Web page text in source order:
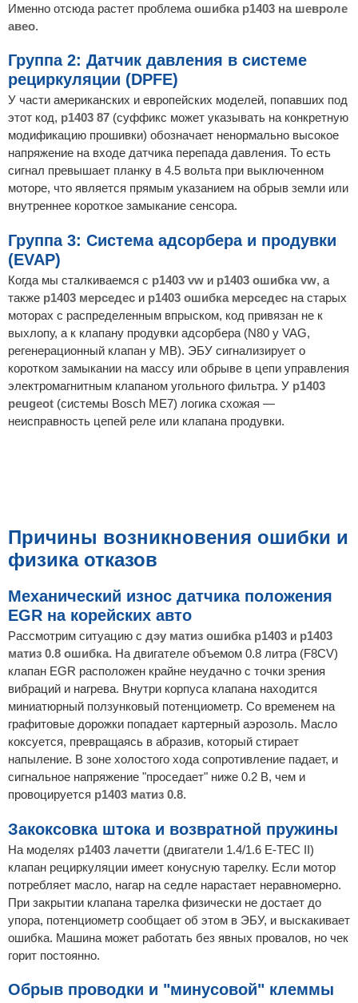
Именно отсюда растет проблема ошибка p1403 на шевроле
авео.
Группа 2: Датчик давления в системе
рециркуляции (DPFE)
У части американских и европейских моделей, попавших под
этот код, p1403 87 (суффикс может указывать на конкретную
модификацию прошивки) обозначает ненормально высокое
напряжение на входе датчика перепада давления. То есть
сигнал превышает планку в 4.5 вольта при выключенном
моторе, что является прямым указанием на обрыв земли или
внутреннее короткое замыкание сенсора.
Группа 3: Система адсорбера и продувки
(EVAP)
Когда мы сталкиваемся с p1403 vw и p1403 ошибка vw, а
также p1403 мерседес и p1403 ошибка мерседес на старых
моторах с распределенным впрыском, код привязан не к
выхлопу, а к клапану продувки адсорбера (N80 у VAG,
регенерационный клапан у MB). ЭБУ сигнализирует о
коротком замыкании на массу или обрыве в цепи управления
электромагнитным клапаном угольного фильтра. У p1403
peugeot (системы Bosch ME7) логика схожая —
неисправность цепей реле или клапана продувки.
Причины возникновения ошибки и
физика отказов
Механический износ датчика положения
EGR на корейских авто
Рассмотрим ситуацию с дэу матиз ошибка p1403 и p1403
матиз 0.8 ошибка. На двигателе объемом 0.8 литра (F8CV)
клапан EGR расположен крайне неудачно с точки зрения
вибраций и нагрева. Внутри корпуса клапана находится
миниатюрный ползунковый потенциометр. Со временем на
графитовые дорожки попадает картерный аэрозоль. Масло
коксуется, превращаясь в абразив, который стирает
напыление. В зоне холостого хода сопротивление падает, и
сигнальное напряжение "проседает" ниже 0.2 В, чем и
провоцируется p1403 матиз 0.8.
Закоксовка штока и возвратной пружины
На моделях p1403 лачетти (двигатели 1.4/1.6 E-TEC II)
клапан рециркуляции имеет конусную тарелку. Если мотор
потребляет масло, нагар на седле нарастает неравномерно.
При закрытии клапана тарелка физически не достает до
упора, потенциометр сообщает об этом в ЭБУ, и выскакивает
ошибка. Машина может работать без явных провалов, но чек
горит постоянно.
Обрыв проводки и "минусовой" клеммы